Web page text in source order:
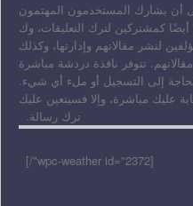
أن يشارك المستخدمون المهتمون
كمشتركين لترك التعليقات، وك
لنشر مقالاتهم وإدارتها، وكذلك
تتوفر نافذة دردشة مباشرة
إلى التسجيل أو ملء أي شيء.
عليك مباشرة، وإلا فسيتعين عليك
ترك رسالة.
[wpc-weather id="2372"/]